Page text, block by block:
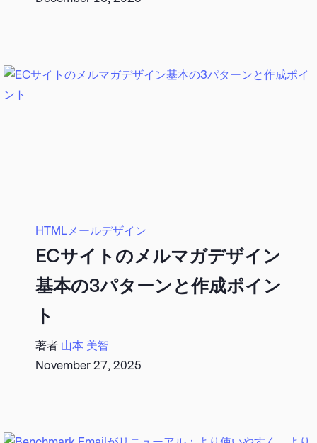
HTMLメールデザイン
ECサイトのメルマガデザイン
基本の3パターンと作成ポイン
ト
著者 山本 美智
November 27, 2025